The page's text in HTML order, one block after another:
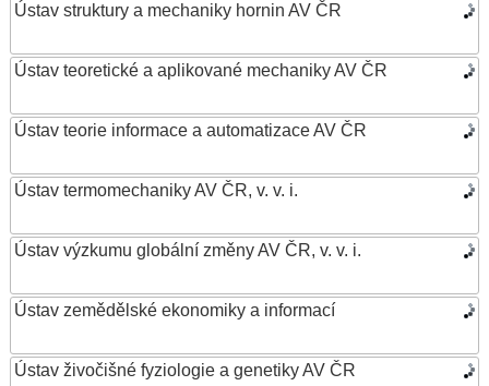
Ústav struktury a mechaniky hornin AV ČR
Ústav teoretické a aplikované mechaniky AV ČR
Ústav teorie informace a automatizace AV ČR
Ústav termomechaniky AV ČR, v. v. i.
Ústav výzkumu globální změny AV ČR, v. v. i.
Ústav zemědělské ekonomiky a informací
Ústav živočišné fyziologie a genetiky AV ČR